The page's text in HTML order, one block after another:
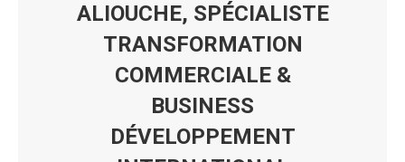
ALIOUCHE, SPÉCIALISTE
TRANSFORMATION
COMMERCIALE &
BUSINESS
DÉVELOPPEMENT